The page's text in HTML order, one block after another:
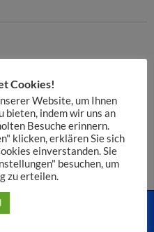
Kommentar abzugeben.
um Spam zu reduzieren.
verarbeitet werden.
Cookies!
Website, um Ihnen
bieten, indem wir uns an
Besuche erinnern.
klicken, erklären Sie sich
einverstanden. Sie
besuchen, um
zu erteilen.